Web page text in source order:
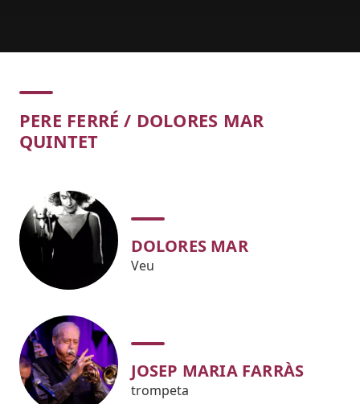
Concert
PERE FERRÉ / DOLORES MAR
QUINTET
DOLORES MAR
Veu
JOSEP MARIA FARRÀS
trompeta